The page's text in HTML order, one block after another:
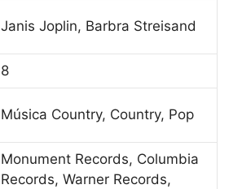
Janis Joplin, Barbra Streisand
8
Música Country, Country, Pop
Monument Records, Columbia
Records, Warner Records,